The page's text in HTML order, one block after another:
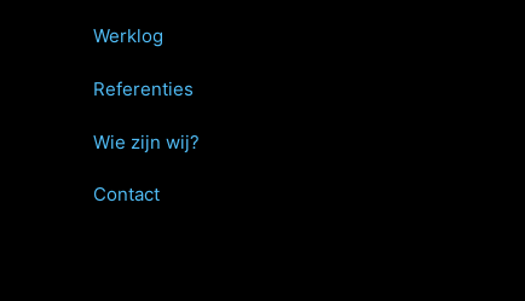
Werklog
Referenties
Wie zijn wij?
Contact